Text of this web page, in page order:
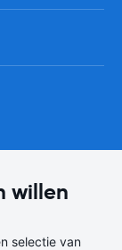
willen
selectie van